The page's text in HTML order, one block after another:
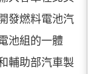
發燃料電池汽
池組的一體
輔助部汽車製